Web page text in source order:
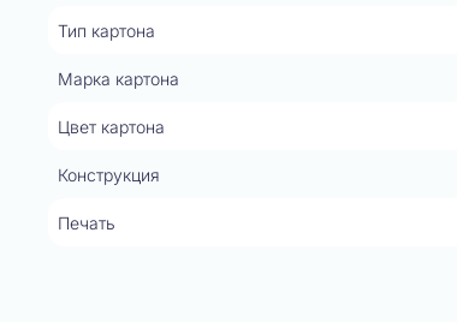
Тип картона
Марка картона
Цвет картона
Конструкция
Печать